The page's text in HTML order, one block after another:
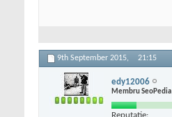
9th September 2015, 21:15
edy12006
Membru SeoPedia
Reputatie: